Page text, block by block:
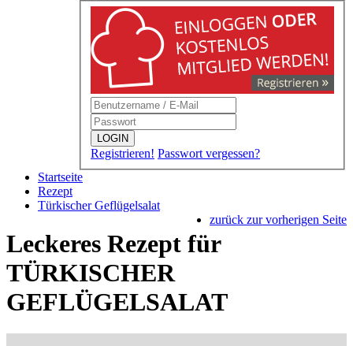
LOGIN
Registrieren! Passwort vergessen?
Startseite
Rezept
Türkischer Geflügelsalat
zurück zur vorherigen Seite
Leckeres Rezept für
TÜRKISCHER
GEFLÜGELSALAT